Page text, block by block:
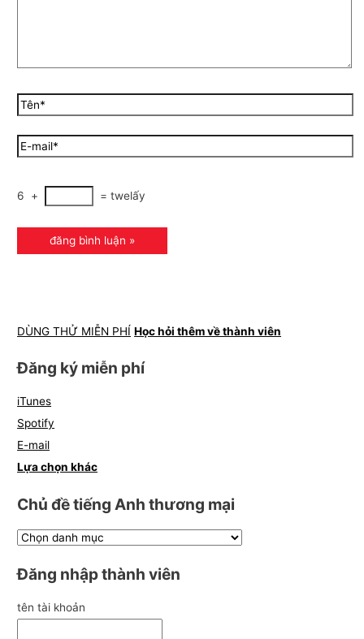
6 + = twelấy
DÙNG THỬ MIỄN PHÍ Học hỏi thêm về thành viên
Đăng ký miễn phí
iTunes
Spotify
E-mail
Lựa chọn khác
Chủ đề tiếng Anh thương mại
Đăng nhập thành viên
tên tài khoản